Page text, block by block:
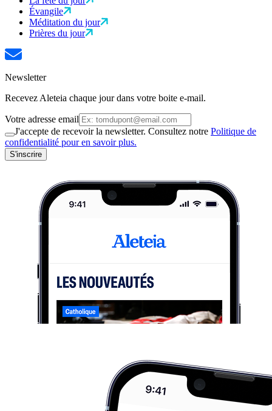
Évangile
Méditation du jour
Prières du jour
Newsletter
Recevez Aleteia chaque jour dans votre boite e-mail.
Votre adresse email
J'accepte de recevoir la newsletter. Consultez notre Politique de
confidentialité pour en savoir plus.
S'inscrire